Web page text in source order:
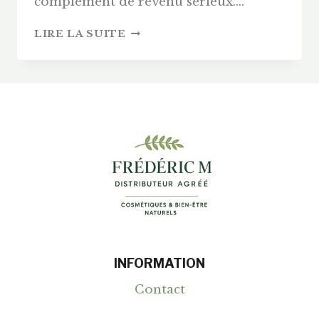
LIRE LA SUITE VDI
« MADE
IN
FRANCE »
(SANS
STOCK)
INFORMATION
Contact